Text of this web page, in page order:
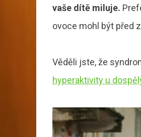
vaše dítě miluje.
ovoce mohl být před
Věděli jste, že
hyperaktivity u